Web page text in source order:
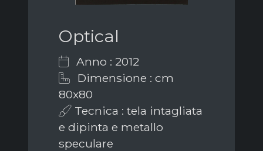
Optical
Anno : 2012
Dimensione : cm
80x80
Tecnica : tela intagliata
e dipinta e metallo
speculare